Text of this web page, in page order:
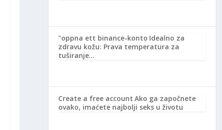
"oppna ett binance-konto Idealno za
zdravu kožu: Prava temperatura za
tuširanje…
Create a free account Ako ga započnete
ovako, imaćete najbolji seks u životu